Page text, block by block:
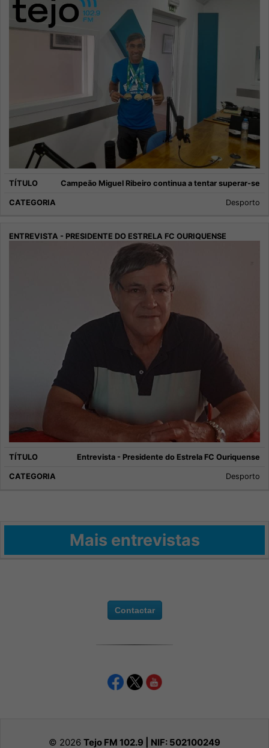
Campeão Miguel Ribeiro continua a tentar superar-se
Desporto
Entrevista - Presidente do Estrela FC Ouriquense
Desporto
Mais entrevistas
Contactar
© 2026 Tejo FM 102.9 | NIF: 502100249